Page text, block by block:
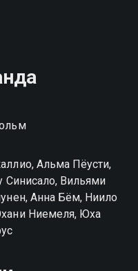
Альма Пёусти,
Синисало, Вильями
Анна Бём, Ниило
Ниемеля, Юха